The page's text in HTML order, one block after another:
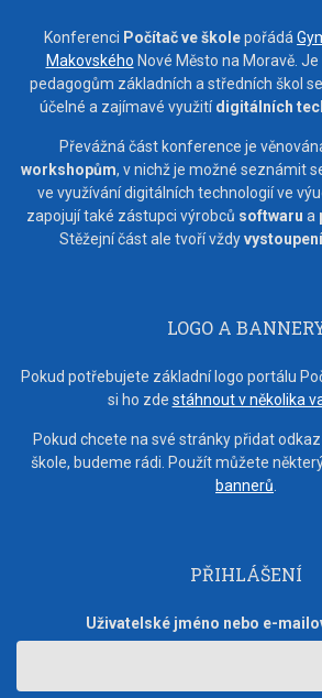
Konferenci Počítač ve školepořádá
Makovského Nové Město na Moravě.
pedagogům základních a středních škol
účelné a zajímavé využitídigitálních
Převážná část konference je
workshopům, v nichž je možné seznámit
ve využívání digitálních technologií ve
zapojují také zástupci výrobců softwaru a
Stěžejní část ale tvoří vždy
LOGO A
Pokud potřebujete základní logo portálu
si ho zde stáhnout v několika
Pokud chcete na své stránky přidat
škole, budeme rádi. Použít můžete
bannerů
PŘIHLÁŠENÍ
Uživatelské jméno nebo e-